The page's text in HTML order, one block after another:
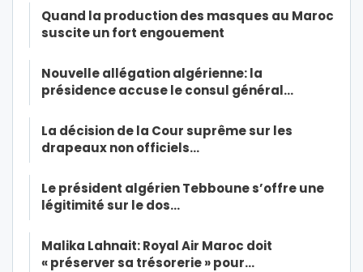
Quand la production des masques au Maroc
suscite un fort engouement
Nouvelle allégation algérienne: la
présidence accuse le consul général…
La décision de la Cour suprême sur les
drapeaux non officiels…
Le président algérien Tebboune s’offre une
légitimité sur le dos…
Malika Lahnait: Royal Air Maroc doit
« préserver sa trésorerie » pour…